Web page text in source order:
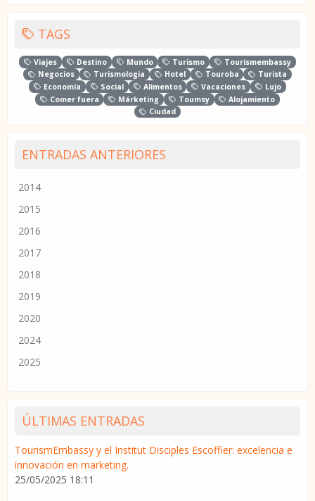
TAGS
Viajes Destino Mundo Turismo
Tourismembassy
Negocios
Turismologia Hotel Touroba
Turista
Economía
Social Alimentos Vacaciones
Lujo
Comer fuera
Márketing Toumsy
Alojamiento
Ciudad
ENTRADAS ANTERIORES
2014
2015
2016
2017
2018
2019
2020
2024
2025
ÚLTIMAS ENTRADAS
TourismEmbassy y el Institut Disciples Escoffier: excelencia e
innovación en marketing.
25/05/2025 18:11